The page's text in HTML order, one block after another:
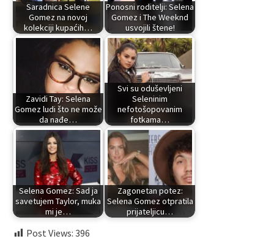
Saradnica Selene
Gomez na novoj
kolekciji kupaćih…
Ponosni roditelji: Selena
Gomez i The Weeknd
usvojili štene!
Zavidi Tay: Selena
Gomez ludi što ne može
da nađe…
Svi su oduševljeni
Seleninim
nefotošopovanim
fotkama…
Selena Gomez: Sad ja
savetujem Taylor, muka
mi je…
Zagonetan potez:
Selena Gomez otpratila
prijateljicu…
Post Views: 396